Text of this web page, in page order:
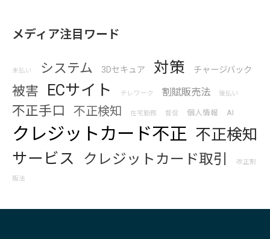
メディア注目ワード
未払い システム 3Dセキュア 対策 チャージバック
被害 ECサイト テレワーク 割賦販売法 後払い
不正手口 不正検知 在宅勤務 督促 個人情報 AI
クレジットカード不正 不正検知
サービス
クレジットカード取引 改正割
販法